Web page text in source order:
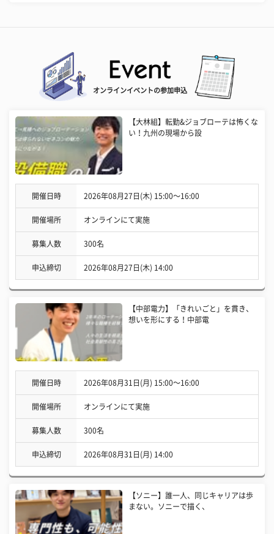
オンラインイベントの参加申込
【大林組】転勤&ジョブローテは怖くな
い！九州の現場から設
開催日時 2026年08月27日(木) 15:00〜16:00
開催場所 オンラインにて実施
募集人数 300名
申込締切 2026年08月27日(木) 14:00
【中部電力】「きれいごと」を貫き、
想いを形にする！中部電
開催日時 2026年08月31日(月) 15:00〜16:00
開催場所 オンラインにて実施
募集人数 300名
申込締切 2026年08月31日(月) 14:00
【ソニー】誰一人、同じキャリアは歩
まない。ソニーで描く、